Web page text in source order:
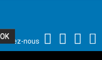
Suivez-nous